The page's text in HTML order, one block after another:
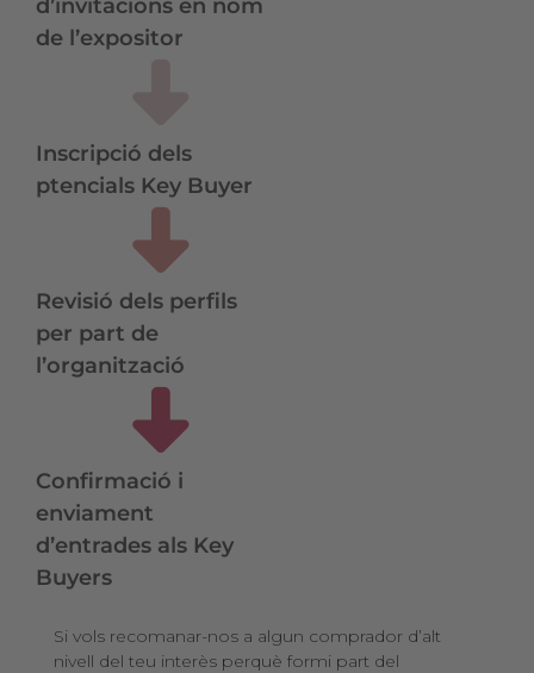
d’invitacions en nom
de l’expositor
Inscripció dels
ptencials Key Buyer
Revisió dels perfils
per part de
l’organització
Confirmació i
enviament
d’entrades als Key
Buyers
Si vols recomanar-nos a algun comprador d’alt
nivell del teu interès perquè formi part del